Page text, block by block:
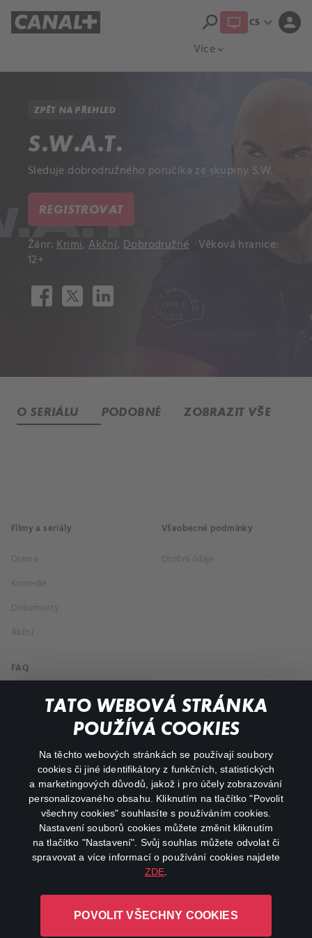
TATO WEBOVÁ STRÁNKA
POUŽÍVÁ COOKIES
Na těchto webových stránkách se používají soubory
cookies či jiné identifikátory z funkčních, statistických
a marketingových důvodů, jakož i pro účely zobrazování
personalizovaného obsahu. Kliknutím na tlačítko "Povolit
všechny cookies" souhlasíte s používáním cookies.
Nastavení souborů cookies můžete změnit kliknutím
na tlačítko "Nastavení". Svůj souhlas můžete odvolat či
spravovat a více informací o používání cookies najdete
ZDE
POVOLIT VŠECHNY COOKIES
Více expand_more
search CS expand_more person
ZPĚT NA PŘEHLED
S.W.A.T.
Sleduje dobrodružného poručíka ze skupiny S.W.
REGISTROVAT
Žánr:Krimi,Akční,Dobrodružné Věková hranice:
12+
O SERIÁLU PODOBNÉ ZOBRAZIT VŠE
Filmy a seriály
Drama
Komedie
Dokumenty
Akční
Všeobecné podmínky
Osobní údaje
FAQ
Můj účet
Důležité odkazy
facebookinstagram
youtube
L-1246 Luxembourg R.C.S.